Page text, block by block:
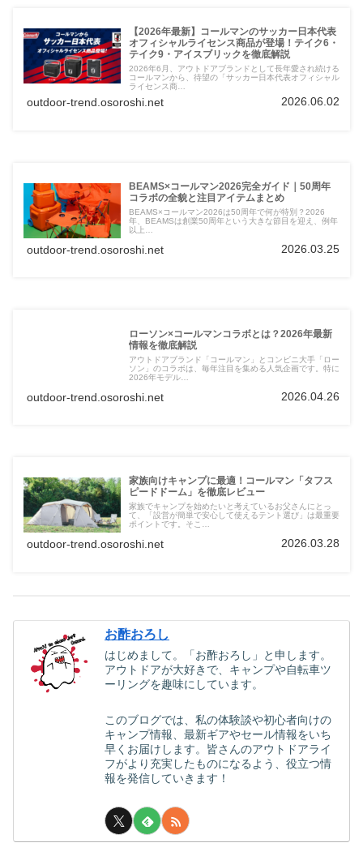
【2026年最新】コールマンのサッカー日本代表
オフィシャルライセンス商品が登場！テイク6・
テイク9・アイスブリックを徹底解説
2026年6月、アウトドアブランドとして長年愛され続ける
コールマンから、待望の「サッカー日本代表オフィシャル
ライセンス商…
outdoor-trend.osoroshi.net 2026.06.02
BEAMS×コールマン2026完全ガイド｜50周年
コラボの全貌と注目アイテムまとめ
BEAMS×コールマン2026は50周年で何が特別？2026
年、BEAMSは創業50周年という大きな節目を迎え、例年
以上…
outdoor-trend.osoroshi.net 2026.03.25
ローソン×コールマンコラボとは？2026年最新
情報を徹底解説
アウトドアブランド「コールマン」とコンビニ大手「ロー
ソン」のコラボは、毎年注目を集める人気企画です。特に
2026年モデル…
outdoor-trend.osoroshi.net 2026.04.26
家族向けキャンプに最適！コールマン「タフス
ピードドーム」を徹底レビュー
家族でキャンプを始めたいと考えているお父さんにとっ
て、「設営が簡単で安心して使えるテント選び」は最重要
ポイントです。そこ…
outdoor-trend.osoroshi.net 2026.03.28
お酢おろし
はじめまして。「お酢おろし」と申します。
アウトドアが大好きで、キャンプや自転車ツ
ーリングを趣味にしています。
このブログでは、私の体験談や初心者向けの
キャンプ情報、最新ギアやセール情報をいち
早くお届けします。皆さんのアウトドアライ
フがより充実したものになるよう、役立つ情
報を発信していきます！